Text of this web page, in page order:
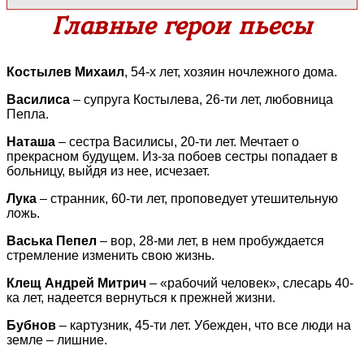
Главные герои пьесы
Костылев Михаил, 54-х лет, хозяин ночлежного дома.
Василиса – супруга Костылева, 26-ти лет, любовница
Пепла.
Наташа – сестра Василисы, 20-ти лет. Мечтает о
прекрасном будущем. Из-за побоев сестры попадает в
больницу, выйдя из нее, исчезает.
Лука – странник, 60-ти лет, проповедует утешительную
ложь.
Васька Пепел – вор, 28-ми лет, в нем пробуждается
стремление изменить свою жизнь.
Клещ Андрей Митрич – «рабочий человек», слесарь 40-
ка лет, надеется вернуться к прежней жизни.
Бубнов – картузник, 45-ти лет. Убежден, что все люди на
земле – лишние.